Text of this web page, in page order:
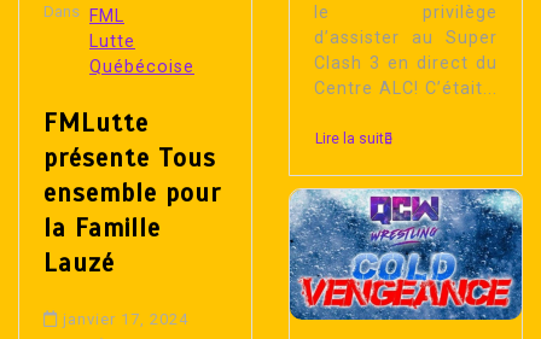
Dans
FML
Lutte
Québécoise
FMLutte
présente Tous
ensemble pour
la Famille
Lauzé
janvier 17, 2024
le privilège
d’assister au Super
Clash 3 en direct du
Centre ALC! C’était...
Lire la suite